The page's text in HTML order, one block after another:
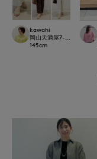
kawahi
岡山天満屋7-IDconcept.
145cm